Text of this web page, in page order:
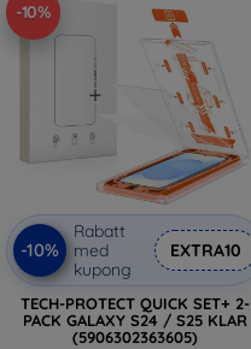
-10%
-10%
Rabatt
med
kupong
EXTRA10
TECH-PROTECT QUICK SET+ 2-
PACK GALAXY S24 / S25 KLAR
(5906302363605)